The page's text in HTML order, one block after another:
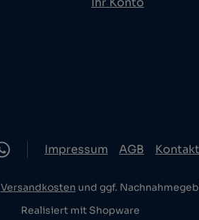
Impressum AGB Kontakt
Versandkosten und ggf.
Realisiert mit Shopware